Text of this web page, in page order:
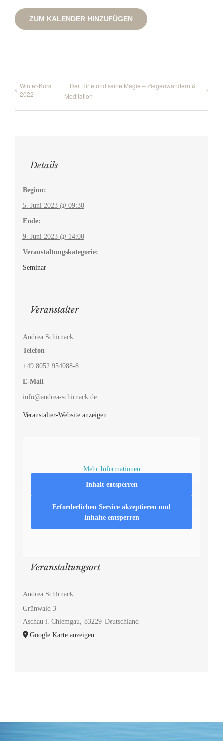
ZUM KALENDER HINZUFÜGEN
Winter-Kurs
2022
Der Hirte und seine Magie – Ziegenwandern &
Meditation
Details
Beginn:
5. Juni 2023 @ 09:30
Ende:
9. Juni 2023 @ 14:00
Veranstaltungskategorie:
Seminar
Veranstalter
Andrea Schirnack
Telefon
+49 8052 954088-8
E-Mail
info@andrea-schirnack.de
Veranstalter-Website anzeigen
Veranstaltungsort
Andrea Schirnack
Grünwald 3
Aschau i. Chiemgau
83229 Deutschland
Google Karte anzeigen
Mehr Informationen
Inhalt entsperren
Erforderlichen Service akzeptieren und
Inhalte entsperren